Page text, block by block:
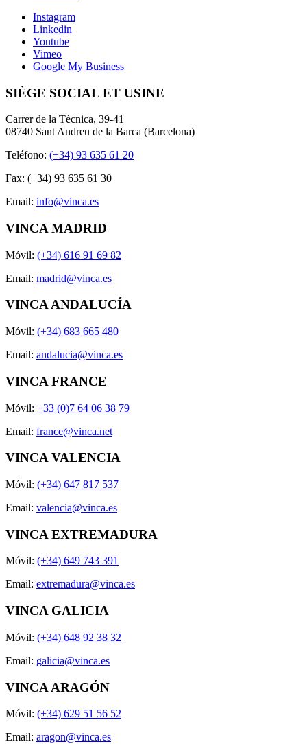
Instagram
Linkedin
Youtube
Vimeo
Google My Business
SIÈGE SOCIAL ET USINE
Carrer de la Tècnica, 39-41
08740 Sant Andreu de la Barca (Barcelona)
Teléfono: (+34) 93 635 61 20
Fax: (+34) 93 635 61 30
Email: info@vinca.es
VINCA MADRID
Móvil: (+34) 616 91 69 82
Email: madrid@vinca.es
VINCA ANDALUCÍA
Móvil: (+34) 683 665 480
Email: andalucia@vinca.es
VINCA FRANCE
Móvil: +33 (0)7 64 06 38 79
Email: france@vinca.net
VINCA VALENCIA
Móvil: (+34) 647 817 537
Email: valencia@vinca.es
VINCA EXTREMADURA
Móvil: (+34) 649 743 391
Email: extremadura@vinca.es
VINCA GALICIA
Móvil: (+34) 648 92 38 32
Email: galicia@vinca.es
VINCA ARAGÓN
Móvil: (+34) 629 51 56 52
Email: aragon@vinca.es